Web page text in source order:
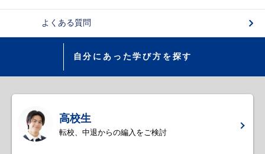
よくある質問
自分にあった学び方を探す
高校生
転校、中退からの編入をご検討